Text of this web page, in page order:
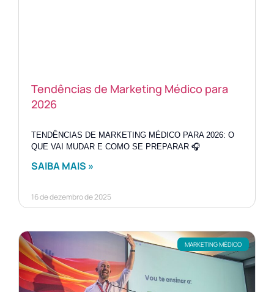
Tendências de Marketing Médico para
2026
TENDÊNCIAS DE MARKETING MÉDICO PARA 2026: O
QUE VAI MUDAR E COMO SE PREPARAR 🎧
SAIBA MAIS »
16 de dezembro de 2025
MARKETING MÉDICO